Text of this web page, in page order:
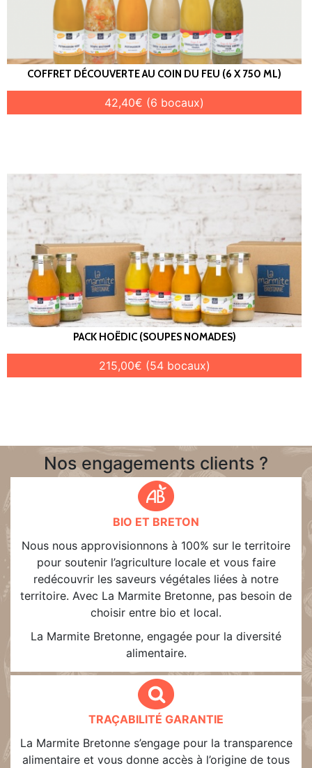
COFFRET DÉCOUVERTE AU COIN DU FEU (6 X 750 ML)
42,40€ (6 bocaux)
PACK HOËDIC (SOUPES NOMADES)
215,00€ (54 bocaux)
Nos engagements clients ?
BIO ET BRETON
Nous nous approvisionnons à 100% sur le territoire
pour soutenir l’agriculture locale et vous faire
redécouvrir les saveurs végétales liées à notre
territoire. Avec La Marmite Bretonne, pas besoin de
choisir entre bio et local.
La Marmite Bretonne, engagée pour la diversité
alimentaire.
TRAÇABILITÉ GARANTIE
La Marmite Bretonne s’engage pour la transparence
alimentaire et vous donne accès à l’origine de tous